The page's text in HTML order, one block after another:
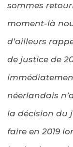
sommes
moment-là
d’ailleurs
de justice de
néerlandais
la décision du
faire en 2019